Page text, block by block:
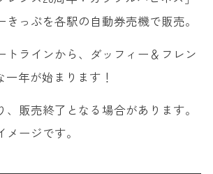
きっぷを各駅の自動券売機で販売。
トラインから、ダッフィー＆フレン
一年が始まります！
販売終了となる場合があります。
ージです。